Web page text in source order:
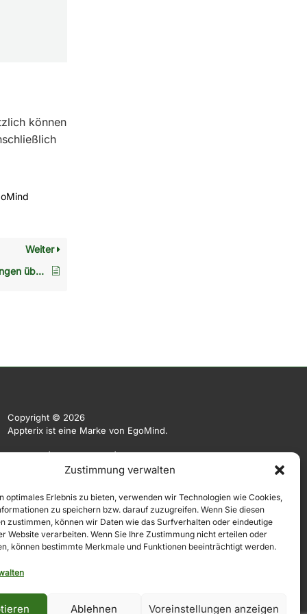
Zustimmung verwalten
optimales Erlebnis zu bieten, verwenden wir Technologien wie Cookies,
zu speichern bzw. darauf zuzugreifen. Wenn Sie diesen
zustimmen, können wir Daten wie das Surfverhalten oder eindeutige
Website verarbeiten. Wenn Sie Ihre Zustimmung nicht erteilen oder
können bestimmte Merkmale und Funktionen beeinträchtigt werden.
Ablehnen Voreinstellungen anzeigen
können
Weiter
Archiv: Benachrichtigungen über gesperrte Anwendungen & YubiKey Verwendung
Copyright © 2026
Appterix ist eine Marke von EgoMind.
Sprachen werden automatisiert und KI-basiert angeboten.
Hierauf übernehmen wir keine Gewähr.